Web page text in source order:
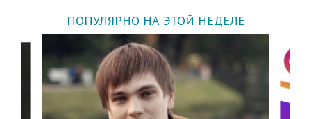
ПОПУЛЯРНО НА ЭТОЙ НЕДЕЛЕ